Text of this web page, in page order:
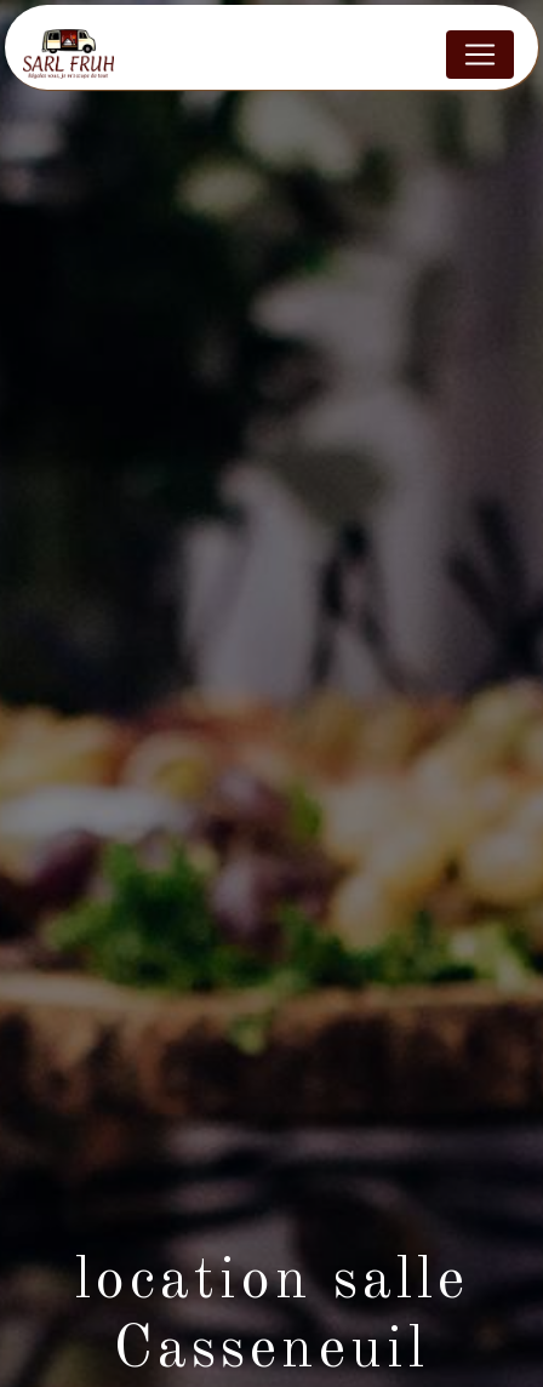
location salle
Casseneuil
Panneau de gestion des cookies